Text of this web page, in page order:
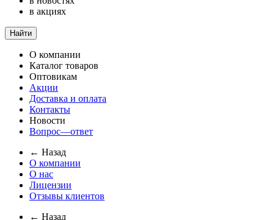
в акциях
Найти
О компании
Каталог товаров
Оптовикам
Акции
Доставка и оплата
Контакты
Новости
Вопрос—ответ
← Назад
О компании
О нас
Лицензии
Отзывы клиентов
← Назад